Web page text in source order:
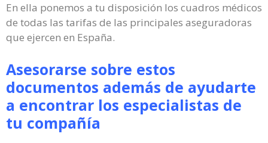
En ella ponemos a tu disposición los cuadros médicos
de todas las tarifas de las principales aseguradoras
que ejercen en España.
Asesorarse sobre estos
documentos además de ayudarte
a encontrar los especialistas de
tu compañía